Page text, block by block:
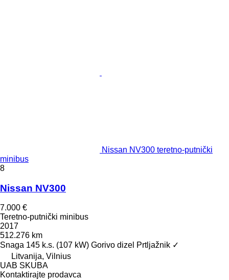
Nissan NV300 teretno-putnički
minibus
8
Nissan NV300
7.000 €
Teretno-putnički minibus
2017
512.276 km
Snaga 145 k.s. (107 kW) Gorivo dizel Prtljažnik ✓
Litvanija, Vilnius
UAB SKUBA
Kontaktirajte prodavca